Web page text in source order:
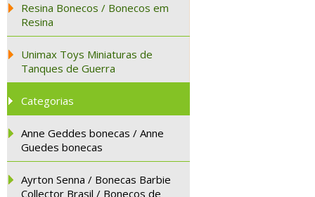
Resina Bonecos / Bonecos em
Resina
Unimax Toys Miniaturas de
Tanques de Guerra
Categorias
Anne Geddes bonecas / Anne
Guedes bonecas
Ayrton Senna / Bonecas Barbie
Collector Brasil / Bonecos de